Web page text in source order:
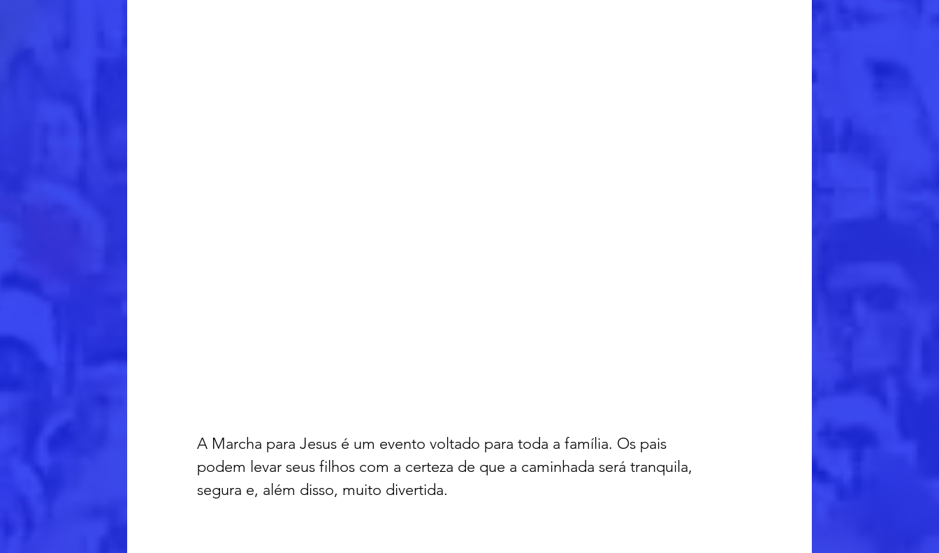
A Marcha para Jesus é um evento voltado para toda a família. Os pais
podem levar seus filhos com a certeza de que a caminhada será tranquila,
segura e, além disso, muito divertida.